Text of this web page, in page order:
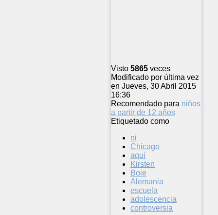
Visto 5865 veces
Modificado por última vez
en Jueves, 30 Abril 2015
16:36
Recomendado para niños
a partir de 12 años
Etiquetado como
ni
Chicago
aquí
Kirsten
Boie
Alemania
escuela
adolescencia
controversia